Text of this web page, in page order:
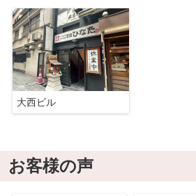
大西ビル
お客様の声